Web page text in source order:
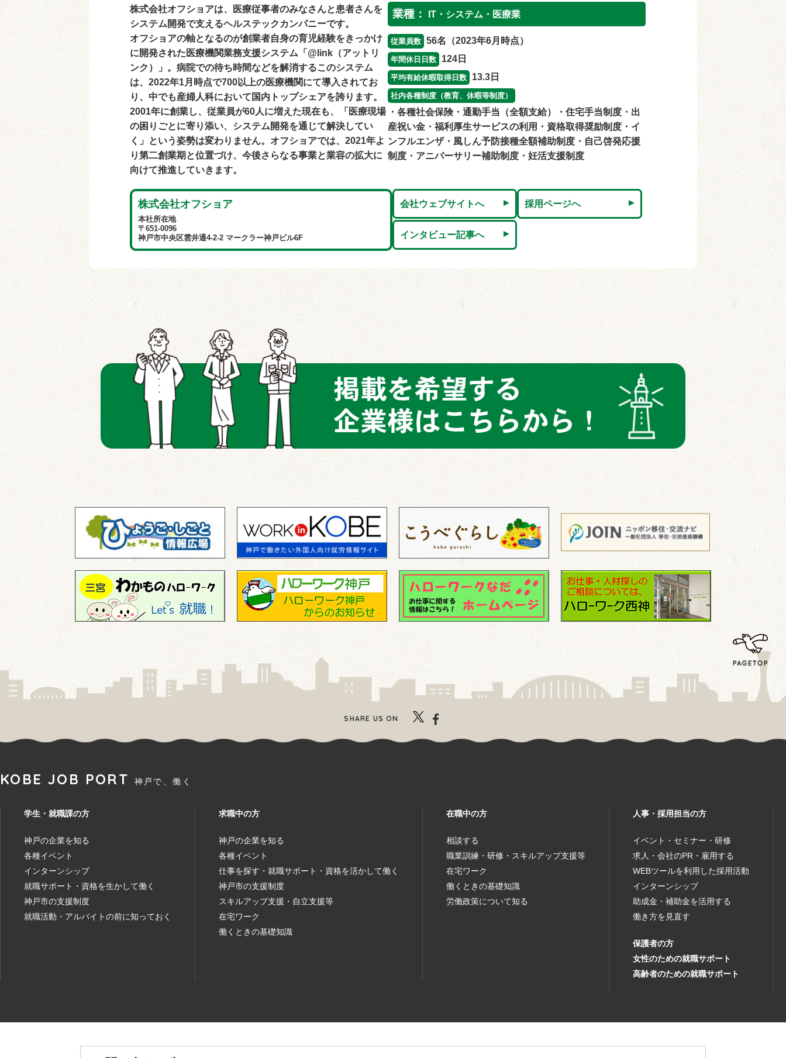
株式会社オフショアは、医療従事者のみなさんと患者さんを
システム開発で支えるヘルステックカンパニーです。
オフショアの軸となるのが創業者自身の育児経験をきっかけ
に開発された医療機関業務支援システム「@link（アットリ
ンク）」。病院での待ち時間などを解消するこのシステム
は、2022年1月時点で700以上の医療機関にて導入されてお
り、中でも産婦人科において国内トップシェアを誇ります。
2001年に創業し、従業員が60人に増えた現在も、「医療現場
の困りごとに寄り添い、システム開発を通じて解決してい
く」という姿勢は変わりません。オフショアでは、2021年よ
り第二創業期と位置づけ、今後さらなる事業と業容の拡大に
向けて推進していきます。
業種： IT・システム・医療業
従業員数 56名（2023年6月時点）
年間休日日数 124日
平均有給休暇取得日数 13.3日
社内各種制度（教育、休暇等制度）
・各種社会保険・通勤手当（全額支給）・住宅手当制度・出
産祝い金・福利厚生サービスの利用・資格取得奨励制度・イ
ンフルエンザ・風しん予防接種全額補助制度・自己啓発応援
制度・アニバーサリー補助制度・妊活支援制度
株式会社オフショア
本社所在地
〒651-0096
神戸市中央区雲井通4-2-2 マークラー神戸ビル6F
会社ウェブサイトへ 採用ページへ
インタビュー記事へ
SHARE US ON
KOBE JOB PORT 神戸で、働く
学生・就職課の方
神戸の企業を知る
各種イベント
インターンシップ
就職サポート・資格を生かして働く
神戸市の支援制度
就職活動・アルバイトの前に知っておく
求職中の方
神戸の企業を知る
各種イベント
仕事を探す・就職サポート・資格を活かして働く
神戸市の支援制度
スキルアップ支援・自立支援等
在宅ワーク
働くときの基礎知識
在職中の方
相談する
職業訓練・研修・スキルアップ支援等
在宅ワーク
働くときの基礎知識
労働政策について知る
人事・採用担当の方
イベント・セミナー・研修
求人・会社のPR・雇用する
WEBツールを利用した採用活動
インターンシップ
助成金・補助金を活用する
働き方を見直す
保護者の方
女性のための就職サポート
高齢者のための就職サポート